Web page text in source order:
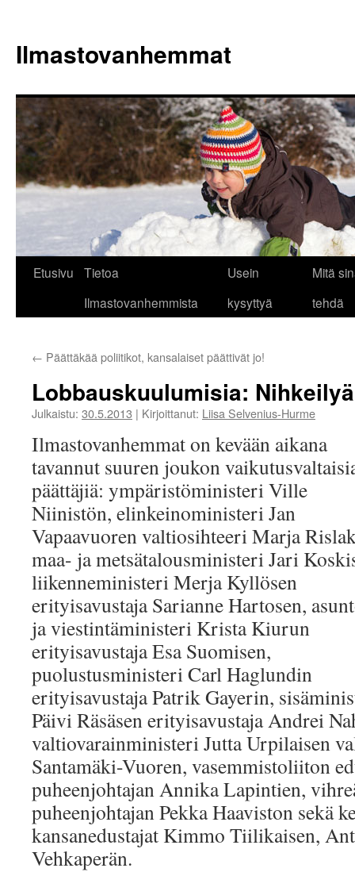
Ilmastovanhemmat
Etusivu
Tietoa
Ilmastovanhemmista
Usein
kysyttyä
Mitä
tehdä
← Päättäkää poliitikot, kansalaiset päättivät jo!
Lobbauskuulumisia:
Julkaistu: 30.5.2013 | Kirjoittanut: Liisa Selvenius-Hurme
Ilmastovanhemmat on kevään aikana
tavannut suuren joukon
päättäjiä: ympäristöministeri Ville
Niinistön, elinkeinoministeri Jan
Vapaavuoren valtiosihteeri Marja
maa- ja metsätalousministeri Jari
liikenneministeri Merja Kyllösen
erityisavustaja Sarianne Hartosen,
ja viestintäministeri Krista Kiurun
erityisavustaja Esa Suomisen,
puolustusministeri Carl Haglundin
erityisavustaja Patrik Gayerin,
Päivi Räsäsen erityisavustaja Andrei
valtiovarainministeri Jutta Urpilaisen
Santamäki-Vuoren, vasemmistoliiton
puheenjohtajan Annika Lapintien,
puheenjohtajan Pekka Haaviston sekä
kansanedustajat Kimmo Tiilikaisen,
Vehkaperän.